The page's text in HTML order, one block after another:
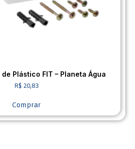
Plástico FIT – Planeta Água
R$ 20,83
Comprar